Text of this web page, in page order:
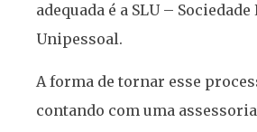
adequada é a SLU –
Unipessoal.
A forma de tornar esse
contando com uma